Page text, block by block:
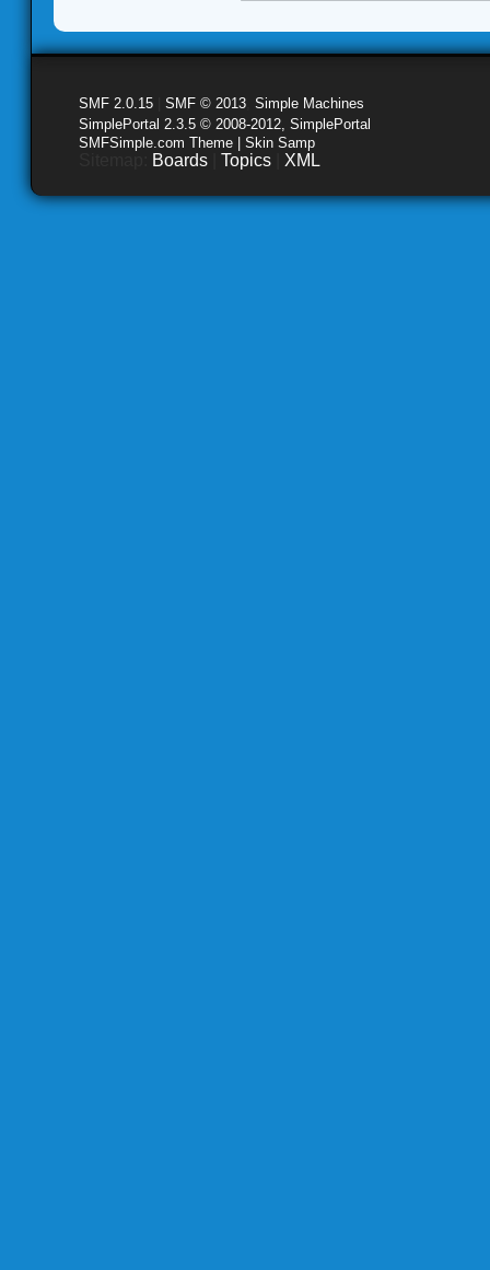
SMF 2.0.15 SMF © 2013 Simple Machines
SimplePortal 2.3.5 © 2008-2012, SimplePortal
SMFSimple.com Theme | Skin Samp
Boards Topics XML